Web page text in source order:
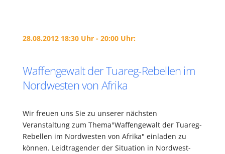
28.08.2012 18:30 Uhr - 20:00 Uhr:
Waffengewalt der Tuareg-Rebellen im
Nordwesten von Afrika
Wir freuen uns Sie zu unserer nächsten
Veranstaltung zum Thema"Waffengewalt der Tuareg-
Rebellen im Nordwesten von Afrika" einladen zu
können. Leidtragender der Situation in Nordwest-